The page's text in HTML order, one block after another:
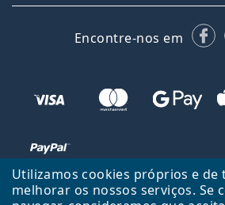
Utilizamos cookies próprios e de
melhorar os nossos serviços. Se
Encontre-nos em